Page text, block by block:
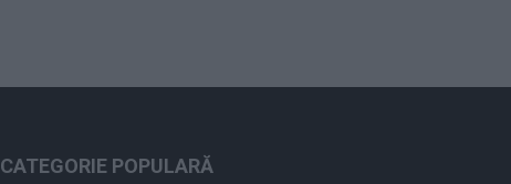
CATEGORIE POPULARĂ